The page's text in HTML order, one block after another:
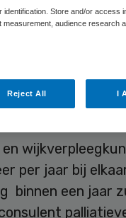
(IKNL) en 1ste
(PaTz)-
voeren huisartsen,
gepaste
per jaar bij
binnen een jaar
Store and/or access
audience research
Reject All I